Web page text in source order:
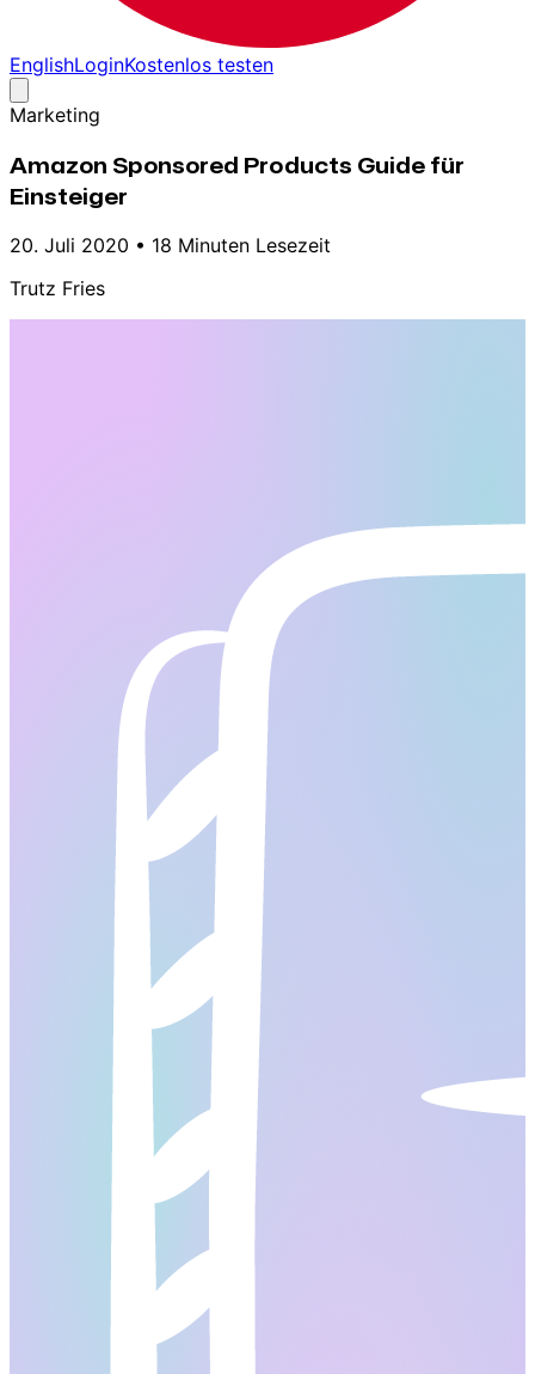
EnglishLoginKostenlos testen
Marketing
Amazon Sponsored Products Guide für
Einsteiger
20. Juli 2020 • 18 Minuten Lesezeit
Trutz Fries